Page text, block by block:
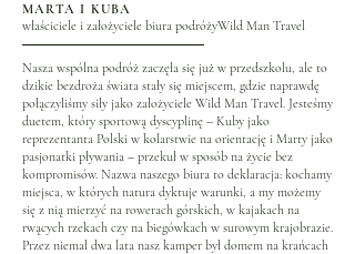
klientów, że mogą kupować bez obaw.
MARTA I KUBA
właściciele i założyciele biura podróżyWild Man Travel
Nasza wspólna podróż zaczęła się już w przedszkolu, ale to
dzikie bezdroża świata stały się miejscem, gdzie naprawdę
połączyliśmy siły jako założyciele Wild Man Travel. Jesteśmy
duetem, który sportową dyscyplinę – Kuby jako
reprezentanta Polski w kolarstwie na orientację i Marty jako
pasjonatki pływania – przekuł w sposób na życie bez
kompromisów. Nazwa naszego biura to deklaracja: kochamy
miejsca, w których natura dyktuje warunki, a my możemy
się z nią mierzyć na rowerach górskich, w kajakach na
rwących rzekach czy na biegówkach w surowym krajobrazie.
Przez niemal dwa lata nasz kamper był domem na krańcach